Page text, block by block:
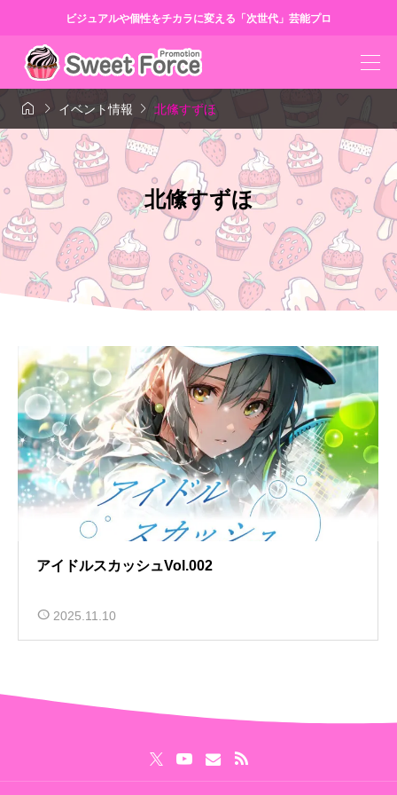
ビジュアルや個性をチカラに変える「次世代」芸能プロ
  イベント情報  北絛すずほ
北絛すずほ
アイドルスカッシュVol.002
2025.11.10